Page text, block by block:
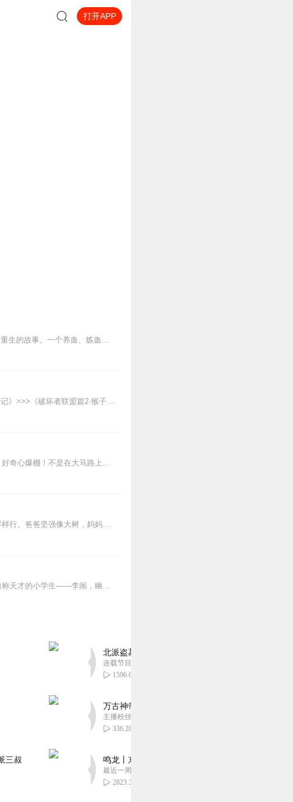
打开APP
内容简介【黑暗文反派流封神之作】人是万物之灵，蛊是天地真精。一个穿越者不断重生的故事。一个养蛊、炼蛊、用蛊的奇特世界。配音组（男角色）老宝玉旁白...
【适听年龄】7岁+《猴子警长科学探案记》系列《破坏者联盟篇1·猴子警长科学探案记》>>>《破坏者联盟篇2·猴子警长科学探案记》>>>《破坏者联盟篇3·猴子警长科...
【适听年龄】4岁+孩子的安全，我们来守护！——啦咘啦哆警长宣孩子天生爱冒险，好奇心爆棚！不是在大马路上比赛跑，就是踩着椅子上下跳，怎样才能保护孩子平安长大？听...
【适听年龄】6岁+闹闹今年刚七岁，聪明顽皮不贪睡。鸡腿青菜都爱吃，唱歌跳舞样样行。爸爸坚强像大树，妈妈美丽爱下厨。闹闹一家真幸福，嘿真幸福。Hello，大家好，...
【适听年龄】7岁+历史原来很搞笑！一条会穿越有点臭屁的神龙——皮大龙，一个自称天才的小学生——李闹，幽默担当双人组，爆笑科普中华千年历史。历史枯燥读不下去？国学...
三叔
北派盗墓笔记丨头陀渊出品丨悬疑灵异丨摸金校尉
连载节目超四百集
1596.65万
万古神帝丨玄幻丨热血丨紫襟团队演播丨多人有声
主播粉丝2836万
336.28万
鸣龙丨东方玄幻丨紫襟团队丨轻松搞笑丨多人有声
最近一周更新
2823.36万